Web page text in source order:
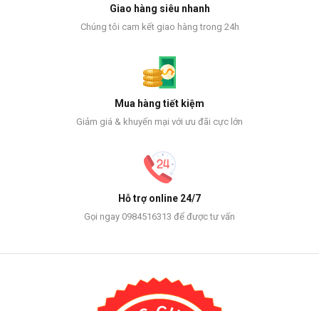
Giao hàng siêu nhanh
Chúng tôi cam kết giao hàng trong 24h
Mua hàng tiết kiệm
Giảm giá & khuyến mại với ưu đãi cực lớn
Hỗ trợ online 24/7
Gọi ngay 0984516313 để được tư vấn